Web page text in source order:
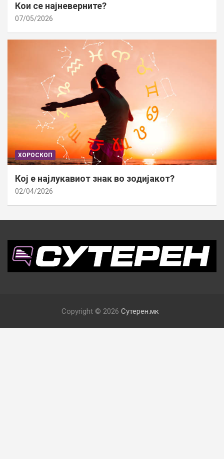
Кои се најневерните?
07/05/2026
ХОРОСКОП
Кој е најлукавиот знак во зодијакот?
02/04/2026
Copyright © 2026 Сутерен.мк